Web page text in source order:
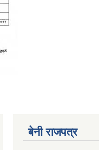
बेनी राजपत्र